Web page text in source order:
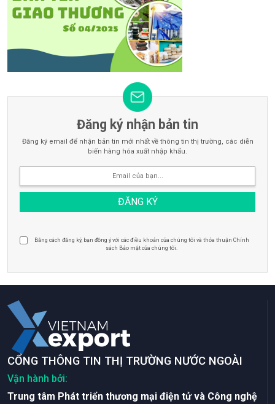
Đăng ký nhận bản tin
Đăng ký email để nhận bản tin mới nhất về thông tin thị trường, các diễn
biến hàng hóa xuất nhập khẩu.
Bằng cách đăng ký, bạn đồng ý với các điều khoản của chúng tôi và thỏa thuận Chính
sách Bảo mật của chúng tôi.
CỔNG THÔNG TIN THỊ TRƯỜNG NƯỚC NGOÀI
Vận hành bởi:
Trung tâm Phát triển thương mại điện tử và Công nghệ